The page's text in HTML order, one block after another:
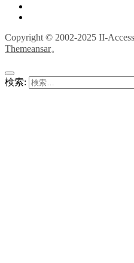
Copyright © 2002-2025 II-
Themeansar。
検索: